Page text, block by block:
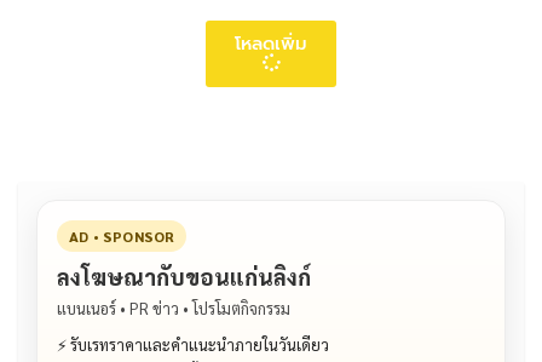
โหลดเพิ่ม
AD • SPONSOR
ลงโฆษณากับขอนแก่นลิงก์
แบนเนอร์ • PR ข่าว • โปรโมตกิจกรรม
⚡ รับเรทราคาและคำแนะนำภายในวันเดียว